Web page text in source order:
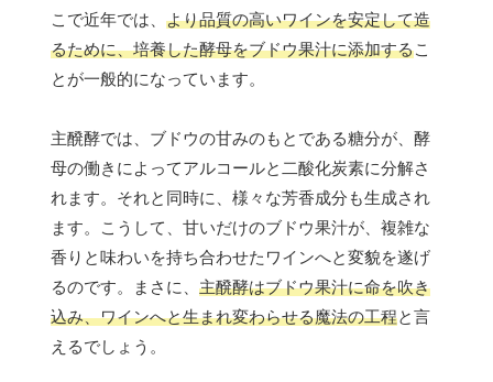
こで近年では、 より品質の高いワインを安定して造
るために、培養した酵母をブドウ果汁に添加するこ
とが一般的になっています。
主醗酵では、ブドウの甘みのもとである糖分が、酵
母の働きによってアルコールと二酸化炭素に分解さ
れます。それと同時に、様々な芳香成分も生成され
ます。こうして、甘いだけのブドウ果汁が、複雑な
香りと味わいを持ち合わせたワインへと変貌を遂げ
るのです。まさに、 主醗酵はブドウ果汁に命を吹き
込み、ワインへと生まれ変わらせる魔法の工程と言
えるでしょう。